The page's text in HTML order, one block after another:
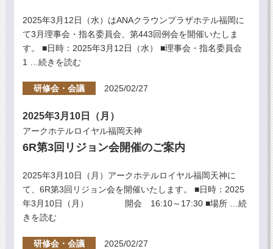
2025年3月12日（水）はANAクラウンプラザホテル福岡に
て3月理事会・指名委員会、第443回例会を開催いたしま
す。 ■日時：2025年3月12日（水） ■理事会・指名委員会
1
…続きを読む
研修会・会議 2025/02/27
2025年3月10日（月）
アークホテルロイヤル福岡天神
6R第3回リジョン会開催のご案内
2025年3月10日（月）アークホテルロイヤル福岡天神に
て、6R第3回リジョン会を開催いたします。 ■日時：2025
年3月10日（月） 開会 16:10～17:30 ■場所…続
きを読む
研修会・会議 2025/02/27